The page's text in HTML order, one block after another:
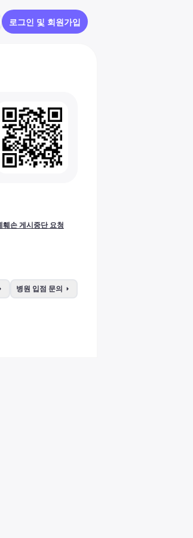
로그인 및 회원가입
훼손 게시중단 요청
병원 입점 문의 arrow_right